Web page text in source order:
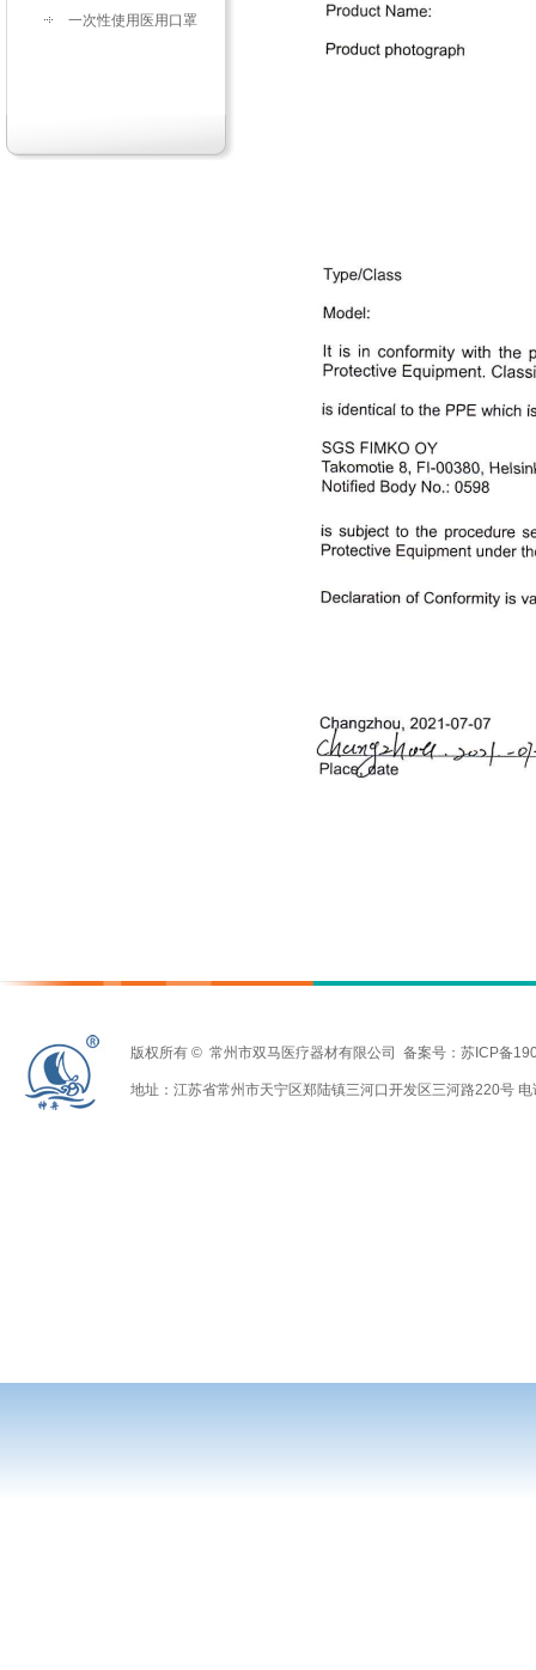
一次性使用医用口罩
版权所有 © 常州市双马医疗器材有限公司 备案号：苏ICP备
地址：江苏省常州市天宁区郑陆镇三河口开发区三河路220号